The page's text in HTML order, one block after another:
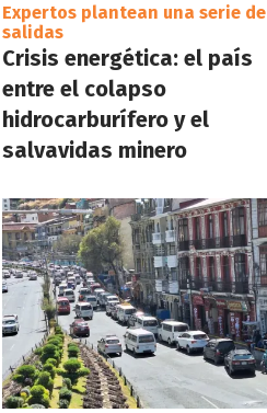
Expertos plantean una serie de
salidas
Crisis energética: el país
entre el colapso
hidrocarburífero y el
salvavidas minero